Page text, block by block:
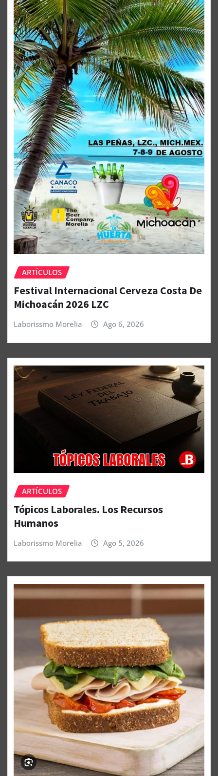
ARTÍCULOS
Festival Internacional Cerveza Costa De
Michoacán 2026 LZC
Laborissmo Morelia Ago 6, 2026
ARTÍCULOS
Tópicos Laborales. Los Recursos
Humanos
Laborissmo Morelia Ago 5, 2026